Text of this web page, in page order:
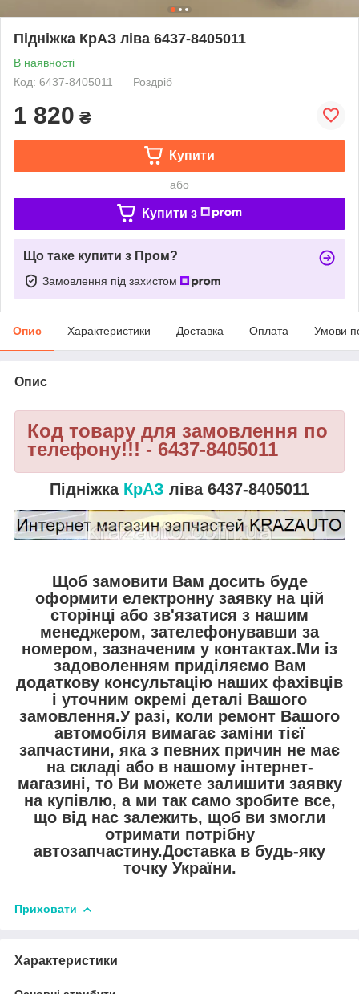
Підніжка КрАЗ ліва 6437-8405011
В наявності
Код: 6437-8405011
Роздріб
1 820 ₴
Купити
або
Купити з
Що таке купити з Пром?
Замовлення під захистом
Опис Характеристики Доставка Оплата Умови
Опис
Код товару для замовлення по
телефону!!! - 6437-8405011
Підніжка КрАЗ ліва 6437-8405011
Щоб замовити Вам досить буде
оформити електронну заявку на цій
сторінці або зв'язатися з нашим
менеджером, зателефонувавши за
номером, зазначеним у контактах.Ми із
задоволенням приділяємо Вам
додаткову консультацію наших фахівців
і уточним окремі деталі Вашого
замовлення.У разі, коли ремонт Вашого
автомобіля вимагає заміни тієї
запчастини, яка з певних причин не має
на складі або в нашому інтернет-
магазині, то Ви можете залишити заявку
на купівлю, а ми так само зробите все,
що від нас залежить, щоб ви змогли
отримати потрібну
автозапчастину.Доставка в будь-яку
точку України.
Приховати
Характеристики